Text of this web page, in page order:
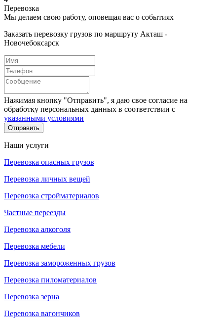
Перевозка
Мы делаем свою работу, оповещая вас о событиях
Заказать перевозку грузов по маршруту Акташ -
Новочебоксарск
Нажимая кнопку "Отправить", я даю свое согласие на
обработку персональных данных в соответствии с
указанными условиями
Отправить
Наши услуги
Перевозка опасных грузов
Перевозка личных вещей
Перевозка стройматериалов
Частные переезды
Перевозка алкоголя
Перевозка мебели
Перевозка замороженных грузов
Перевозка пиломатериалов
Перевозка зерна
Перевозка вагончиков